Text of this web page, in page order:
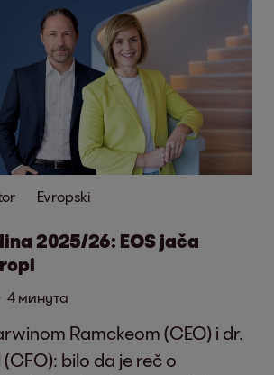
Evropski
2025/26: EOS jača
4 минута
Ramckeom (CEO) i dr.
bilo da je reč o